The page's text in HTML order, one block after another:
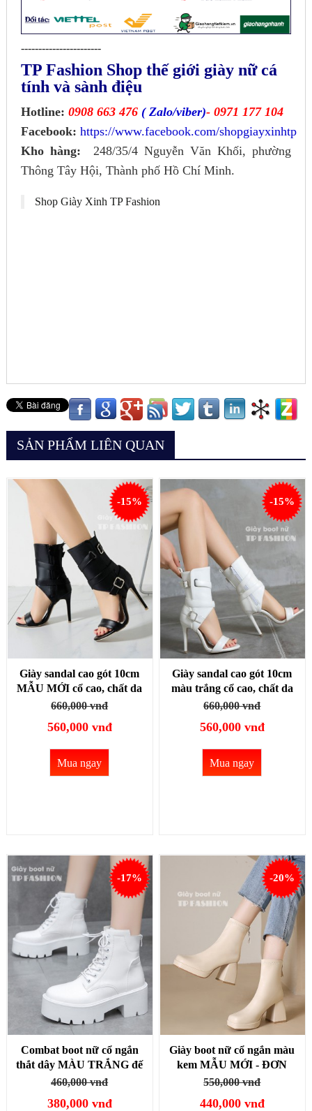
-----------------------
TP Fashion Shop thế giới giày nữ cá
tính và sành điệu
Hotline: 0908 663 476 ( Zalo/viber)- 0971 177 104
Facebook: https://www.facebook.com/shopgiayxinhtp
Kho hàng: 248/35/4 Nguyễn Văn Khối, phường
Thông Tây Hội, Thành phố Hồ Chí Minh.
Shop Giày Xinh TP Fashion
SẢN PHẨM LIÊN QUAN
Giày sandal cao gót 10cm
MẪU MỚI cổ cao, chất da
Pu, thiết kế CẦU KỲ
660,000 vnđ
560,000 vnđ
Mua ngay
-15%
Giày sandal cao gót 10cm
màu trắng cổ cao, chất da
Pu, thiết kế CẦU KỲ
660,000 vnđ
560,000 vnđ
Mua ngay
-15%
Combat boot nữ cổ ngắn
thắt dây MÀU TRẮNG đế
dầy 7cm TRẺ TRUNG-
460,000 vnđ
380,000 vnđ
-17%
Giày boot nữ cổ ngắn màu
kem MẪU MỚI - ĐƠN
GIẢN đế cong cao 8cm
550,000 vnđ
440,000 vnđ
-20%